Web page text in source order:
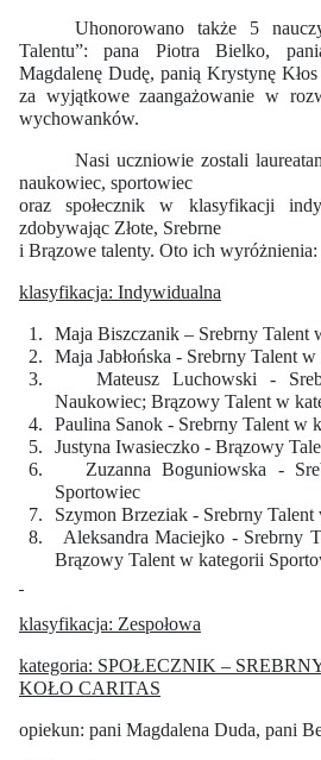
Uhonorowano także 5
Talentu”: pana Piotra Bielko,
Magdalenę Dudę, panią Krystynę
za wyjątkowe zaangażowanie w
wychowanków.
Nasi uczniowie zostali
naukowiec, sportowiec
oraz społecznik w klasyfikacji
zdobywając Złote, Srebrne
i Brązowe talenty. Oto ich wyróżnienia:
klasyfikacja: Indywidualna
1.
Maja Biszczanik – Srebrny Talent
2.
Maja Jabłońska - Srebrny Talent
3.
Mateusz Luchowski -
Naukowiec; Brązowy Talent w
4.
Paulina Sanok - Srebrny Talent w
5.
Justyna Iwasieczko - Brązowy
6.
Zuzanna Boguniowska -
Sportowiec
7.
Szymon Brzeziak - Srebrny
8.
Aleksandra Maciejko - Srebrny
Brązowy Talent w kategorii
klasyfikacja: Zespołowa
kategoria: SPOŁECZNIK –
KOŁO CARITAS
opiekun: pani Magdalena Duda, pani